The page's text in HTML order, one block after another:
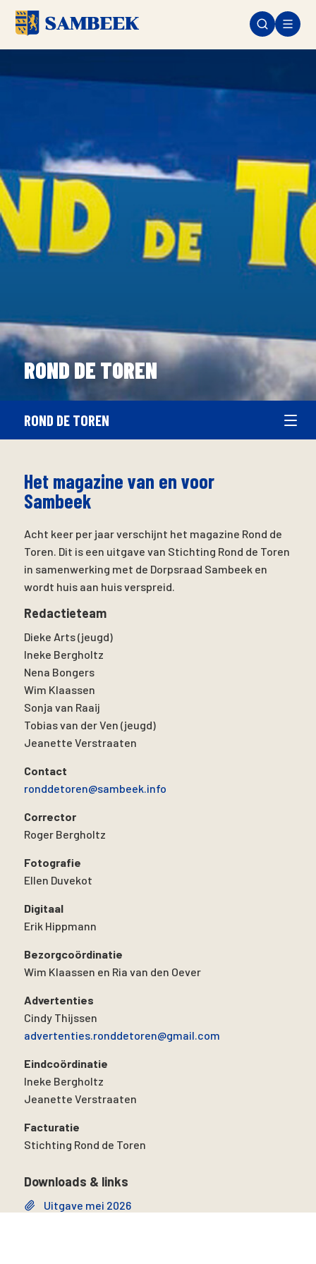
ROND DE TOREN
ROND DE TOREN
Het magazine van en voor
Sambeek
Acht keer per jaar verschijnt het magazine Rond de
Toren. Dit is een uitgave van Stichting Rond de Toren
in samenwerking met de Dorpsraad Sambeek en
wordt huis aan huis verspreid.
Redactieteam
Dieke Arts (jeugd)
Ineke Bergholtz
Nena Bongers
Wim Klaassen
Sonja van Raaij
Tobias van der Ven (jeugd)
Jeanette Verstraaten
Contact
ronddetoren@sambeek.info
Corrector
Roger Bergholtz
Fotografie
Ellen Duvekot
Digitaal
Erik Hippmann
Bezorgcoördinatie
Wim Klaassen en Ria van den Oever
Advertenties
Cindy Thijssen
advertenties.ronddetoren@gmail.com
Eindcoördinatie
Ineke Bergholtz
Jeanette Verstraaten
Facturatie
Stichting Rond de Toren
Downloads & links
Uitgave mei 2026